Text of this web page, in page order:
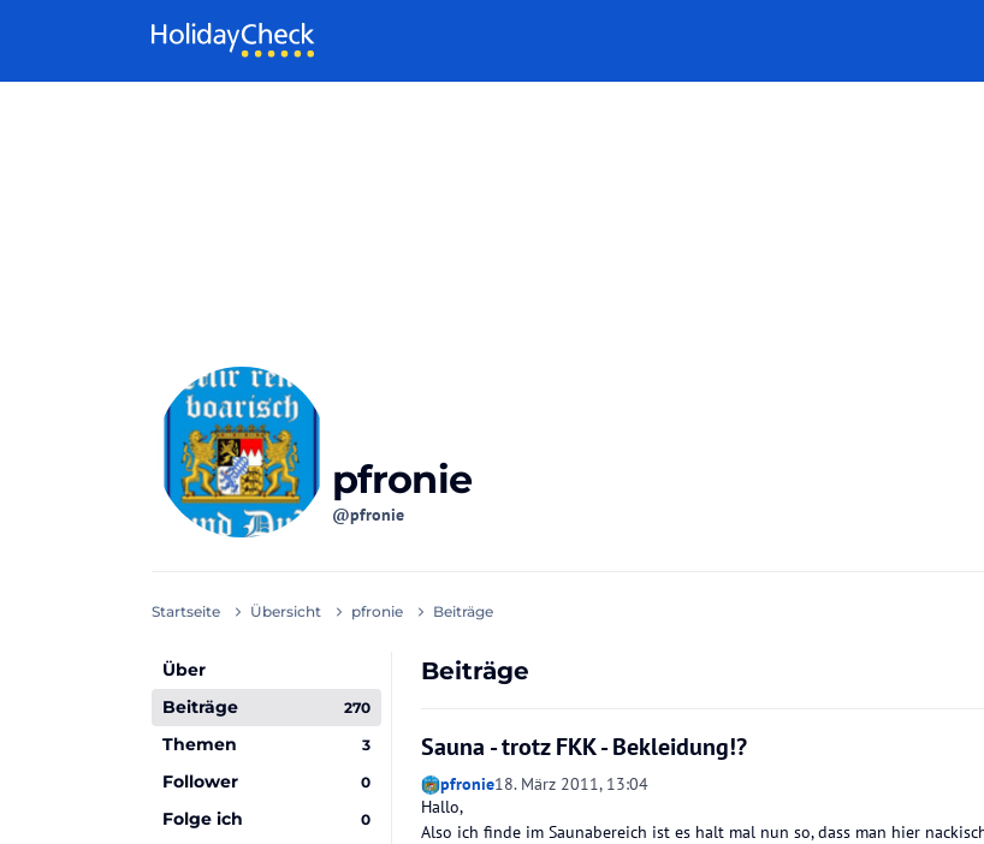
pfronie
@pfronie
Startseite Übersicht pfronie Beiträge
Über
Beiträge
270
Themen 3
Follower 0
Folge ich 0
Beiträge
Sauna - trotz FKK - Bekleidung!?
pfronie18. März 2011, 13:04
Hallo,
Also ich finde im Saunabereich ist es halt mal nun so, dass man hier